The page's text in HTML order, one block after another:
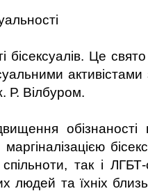
бісексуалів. Це
Вілбуром.
обізнаності
спільноти, так і
людей та їхніх